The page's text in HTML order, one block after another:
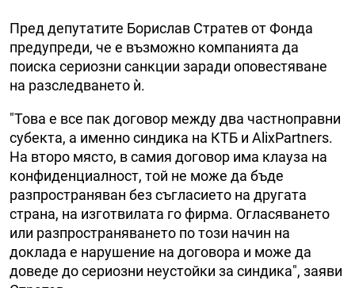
Пред депутатите Борислав Стратев от Фонда
предупреди, че е възможно компанията да
поиска сериозни санкции заради оповестяване
на разследването ѝ.
"Това е все пак договор между два частноправни
субекта, а именно синдика на КТБ и AlixPartners.
На второ място, в самия договор има клауза на
конфиденциалност, той не може да бъде
разпространяван без съгласието на другата
страна, на изготвилата го фирма. Огласяването
или разпространяването по този начин на
доклада е нарушение на договора и може да
доведе до сериозни неустойки за синдика", заяви